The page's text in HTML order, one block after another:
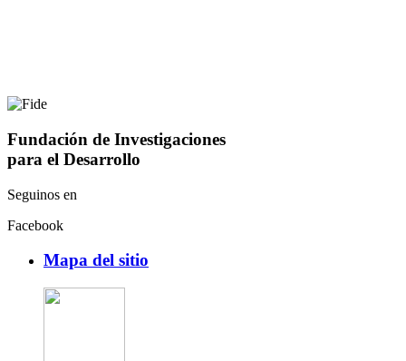
Fundación de Investigaciones
para el Desarrollo
Seguinos en
Facebook
Mapa del sitio